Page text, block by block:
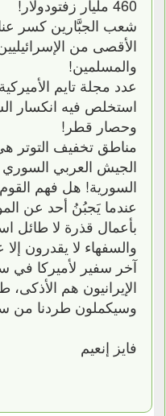
460 مليار زفتودولار!
شعب الجبَّارين كسر عناد
الأقصى من
والمسلمين!
عدد مجلة تايم
استخلص فيه انكسار
وحصار قطر!
مناطق تخفيف التوتر
الجيش العربي السوري
السورية! هل فهم
عندما يَجبُنُ أحد عن
بأعمال قذرة لا طائل
والسفهاء لا يقدرون
آخر سفير لأميركا في
الإيرانيون هم الأذكى،
وسيكملون طردنا من
فايز إنعيم